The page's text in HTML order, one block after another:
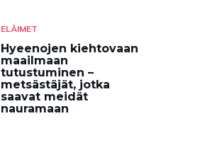
ELÄIMET
Hyeenojen kiehtovaan
maailmaan
tutustuminen –
metsästäjät, jotka
saavat meidät
nauramaan